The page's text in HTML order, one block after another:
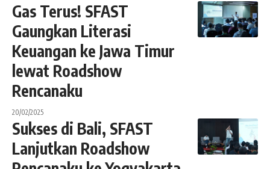
Gas Terus! SFAST
Gaungkan Literasi
Keuangan ke Jawa Timur
lewat Roadshow
Rencanaku
20/02/2025
Sukses di Bali, SFAST
Lanjutkan Roadshow